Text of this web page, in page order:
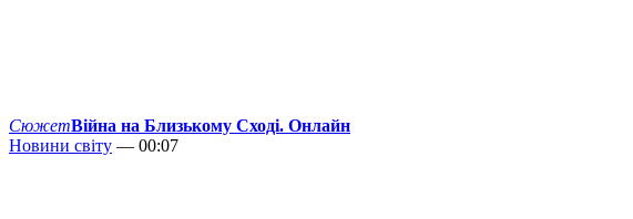
СюжетВійна на Близькому Сході. Онлайн
Новини світу — 00:07